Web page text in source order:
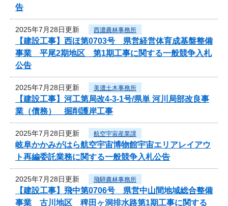
告
2025年7月28日更新 西濃農林事務所
【建設工事】西ほ第0703号 県営経営体育成基盤整備
事業 平尾2期地区 第1期工事に関する一般競争入札
公告
2025年7月28日更新 美濃土木事務所
【建設工事】河工第局改4-3-1号/県単 河川局部改良事
業（債務） 掘削護岸工事
2025年7月28日更新 航空宇宙産業課
岐阜かかみがはら航空宇宙博物館宇宙エリアレイアウ
ト再編委託業務に関する一般競争入札公告
2025年7月28日更新 飛騨農林事務所
【建設工事】飛中第0706号 県営中山間地域総合整備
事業 古川地区 稗田ヶ洞排水路第1期工事に関する